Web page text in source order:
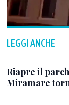
LEGGI ANCHE
Riapre il
Miramare